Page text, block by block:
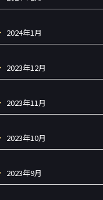
2024年1月
2023年12月
2023年11月
2023年10月
2023年9月